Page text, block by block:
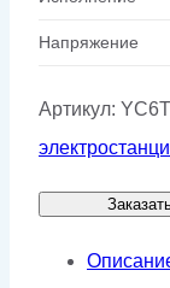
Напряжение
Артикул: